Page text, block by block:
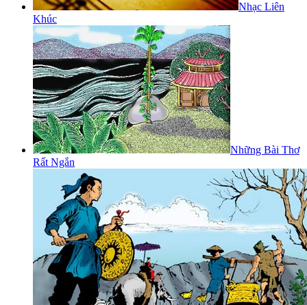
Nhạc Liên
Khúc
Những Bài Thơ
Rất Ngắn